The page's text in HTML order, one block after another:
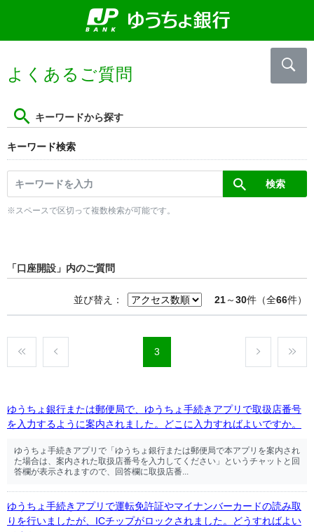
よくあるご質問
キーワードから探す
キーワード検索
※スペースで区切って複数検索が可能です。
「口座開設」内のご質問
並び替え： 21～30件（全66件）
3
ゆうちょ銀行または郵便局で、ゆうちょ手続きアプリで取扱店番号
を入力するように案内されました。どこに入力すればよいですか。
ゆうちょ手続きアプリで「ゆうちょ銀行または郵便局で本アプリを案内され
た場合は、案内された取扱店番号を入力してください」というチャットと回
答欄が表示されますので、回答欄に取扱店番...
ゆうちょ手続きアプリで運転免許証やマイナンバーカードの読み取
りを行いましたが、ICチップがロックされました。どうすればよい